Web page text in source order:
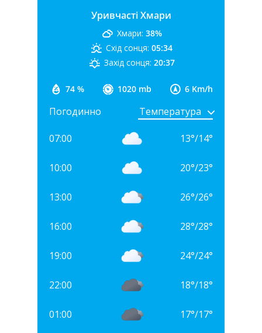
Уривчасті Хмари
74 % 1020 mb 6 Km/h
Хмари: 38%
Схід сонця: 05:34
Захід сонця: 20:37
Погодинно
07:00 13°/14°
10:00 20°/23°
13:00 26°/26°
16:00 28°/28°
19:00 24°/24°
22:00 18°/18°
01:00 17°/17°